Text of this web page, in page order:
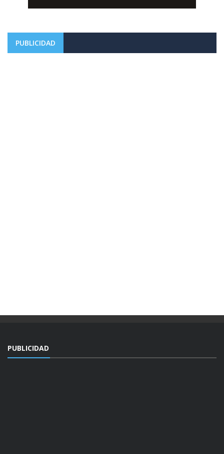
PUBLICIDAD
PUBLICIDAD